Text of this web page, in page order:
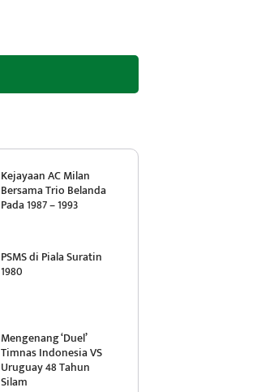
Kejayaan AC Milan
Bersama Trio Belanda
Pada 1987 – 1993
PSMS di Piala Suratin
1980
Mengenang ‘Duel’
Timnas Indonesia VS
Uruguay 48 Tahun
Silam